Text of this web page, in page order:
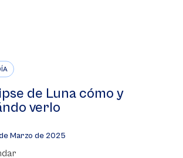
de Luna cómo y
verlo
Marzo de 2025